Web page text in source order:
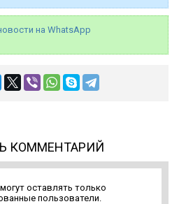
на WhatsApp
КОММЕНТАРИЙ
оставлять только
пользователи.